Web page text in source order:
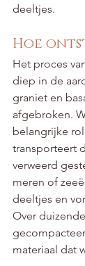
deeltjes.
Hoe
Het proces
diep in de
graniet en
afgebroken.
belangrijke
transporteert
verweerd
meren of
deeltjes en
Over
materiaal dat